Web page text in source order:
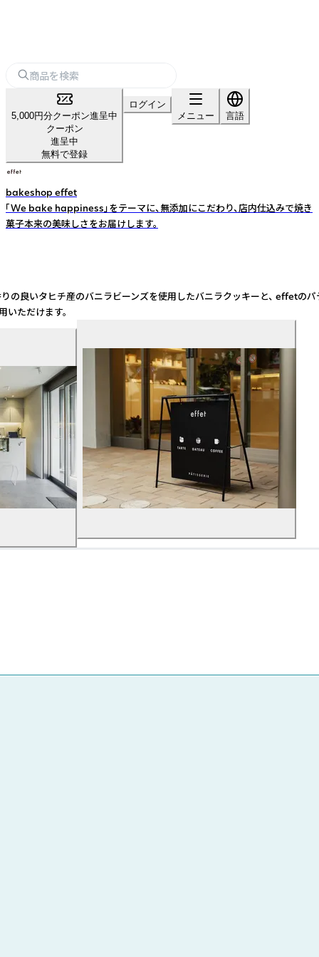
5,000円分クーポン進呈中
クーポン
進呈中
無料で登録
ログイン
メニュー
言語
bakeshop effet
「We bake happiness」をテーマに、無添加にこだわり、店内仕込みで焼き
菓子本来の美味しさをお届けします。
いタヒチ産のバニラビーンズを使用したバニラクッキーと、
ただけます。